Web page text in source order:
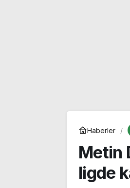
Haberler
Metin
ligde